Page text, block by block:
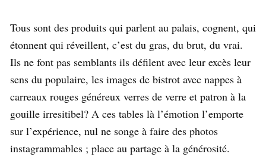
Tous sont des produits qui parlent au palais, cognent, qui
étonnent qui réveillent, c’est du gras, du brut, du vrai.
Ils ne font pas semblants ils défilent avec leur excès leur
sens du populaire, les images de bistrot avec nappes à
carreaux rouges généreux verres de verre et patron à la
gouille irresitibel? A ces tables là l’émotion l’emporte
sur l’expérience, nul ne songe à faire des photos
instagrammables ; place au partage à la générosité.